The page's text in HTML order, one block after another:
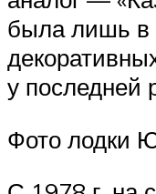
была лишь в
у последней
Фото лодки